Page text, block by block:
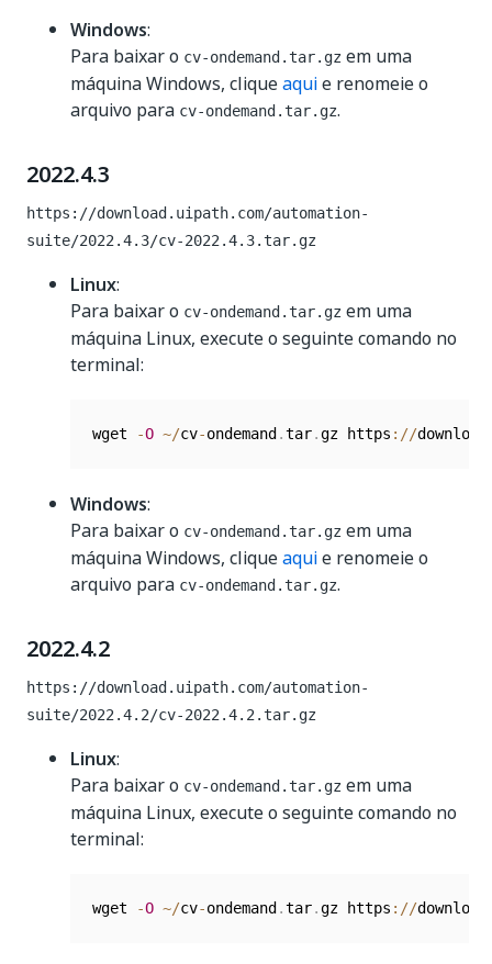
Windows:
Para baixar o cv-ondemand.tar.gz em uma
máquina Windows, cliqueaquie renomeie o
arquivo para cv-ondemand.tar.gz.
2022.4.3
https://download.uipath.com/automation-
suite/2022.4.3/cv-2022.4.3.tar.gz
Linux:
Para baixar o cv-ondemand.tar.gz em uma
máquina Linux, execute o seguinte comando no
terminal:
wget -O ~/cv-ondemand .tar.gz https : //download
Windows:
Para baixar o cv-ondemand.tar.gz em uma
máquina Windows, cliqueaquie renomeie o
arquivo para cv-ondemand.tar.gz.
2022.4.2
https://download.uipath.com/automation-
suite/2022.4.2/cv-2022.4.2.tar.gz
Linux:
Para baixar o cv-ondemand.tar.gz em uma
máquina Linux, execute o seguinte comando no
terminal:
wget -O ~/cv-ondemand .tar.gz https : //download